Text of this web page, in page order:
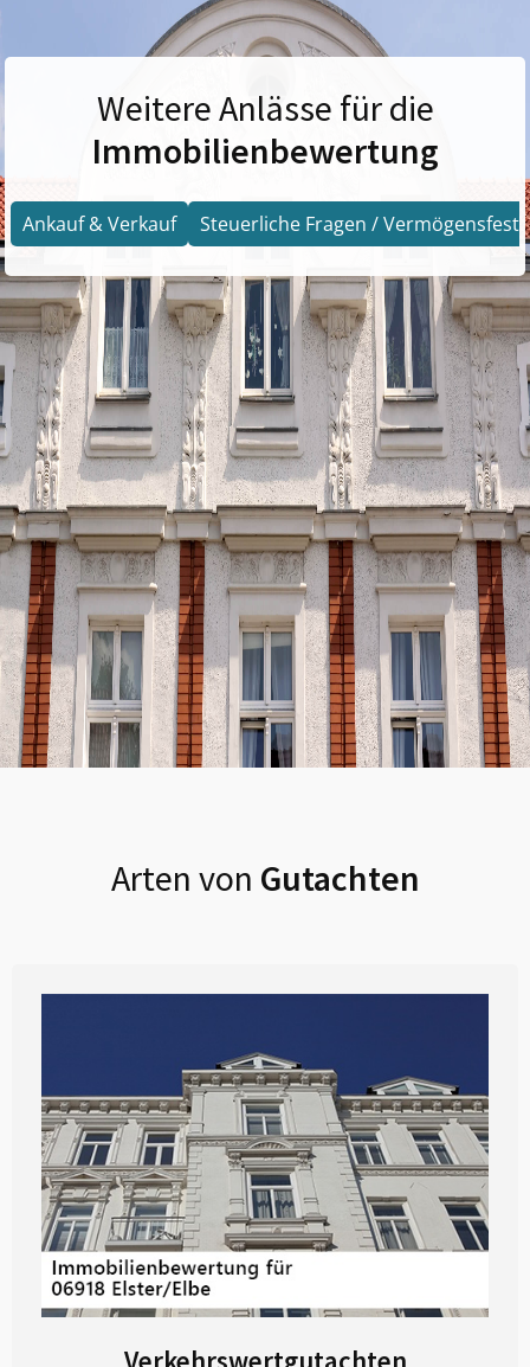
Weitere Anlässe für die
Immobilienbewertung
Ankauf & Verkauf Steuerliche Fragen /
Arten von Gutachten